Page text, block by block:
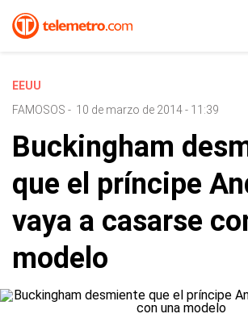
EEUU
FAMOSOS - 10 de marzo de 2014 - 11:39
Buckingham
que el príncipe
vaya a casarse
modelo